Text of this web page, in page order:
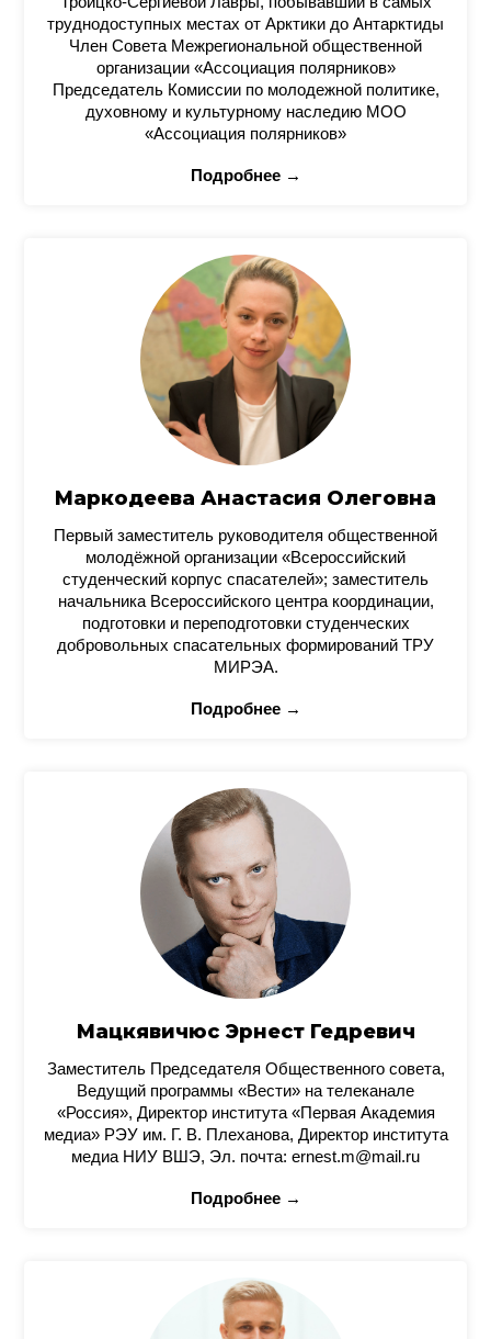
труднодоступных местах от Арктики до Антарктиды
Член Совета Межрегиональной общественной
организации «Ассоциация полярников»
Председатель Комиссии по молодежной политике,
духовному и культурному наследию МОО
«Ассоциация полярников»
Подробнее →
Маркодеева Анастасия Олеговна
Первый заместитель руководителя общественной
молодёжной организации «Всероссийский
студенческий корпус спасателей»; заместитель
начальника Всероссийского центра координации,
подготовки и переподготовки студенческих
добровольных спасательных формирований ТРУ
МИРЭА.
Подробнее →
Мацкявичюс Эрнест Гедревич
Заместитель Председателя Общественного совета,
Ведущий программы «Вести» на телеканале
«Россия», Директор института «Первая Академия
медиа» РЭУ им. Г. В. Плеханова, Директор института
медиа НИУ ВШЭ, Эл. почта: ernest.m@mail.ru
Подробнее →